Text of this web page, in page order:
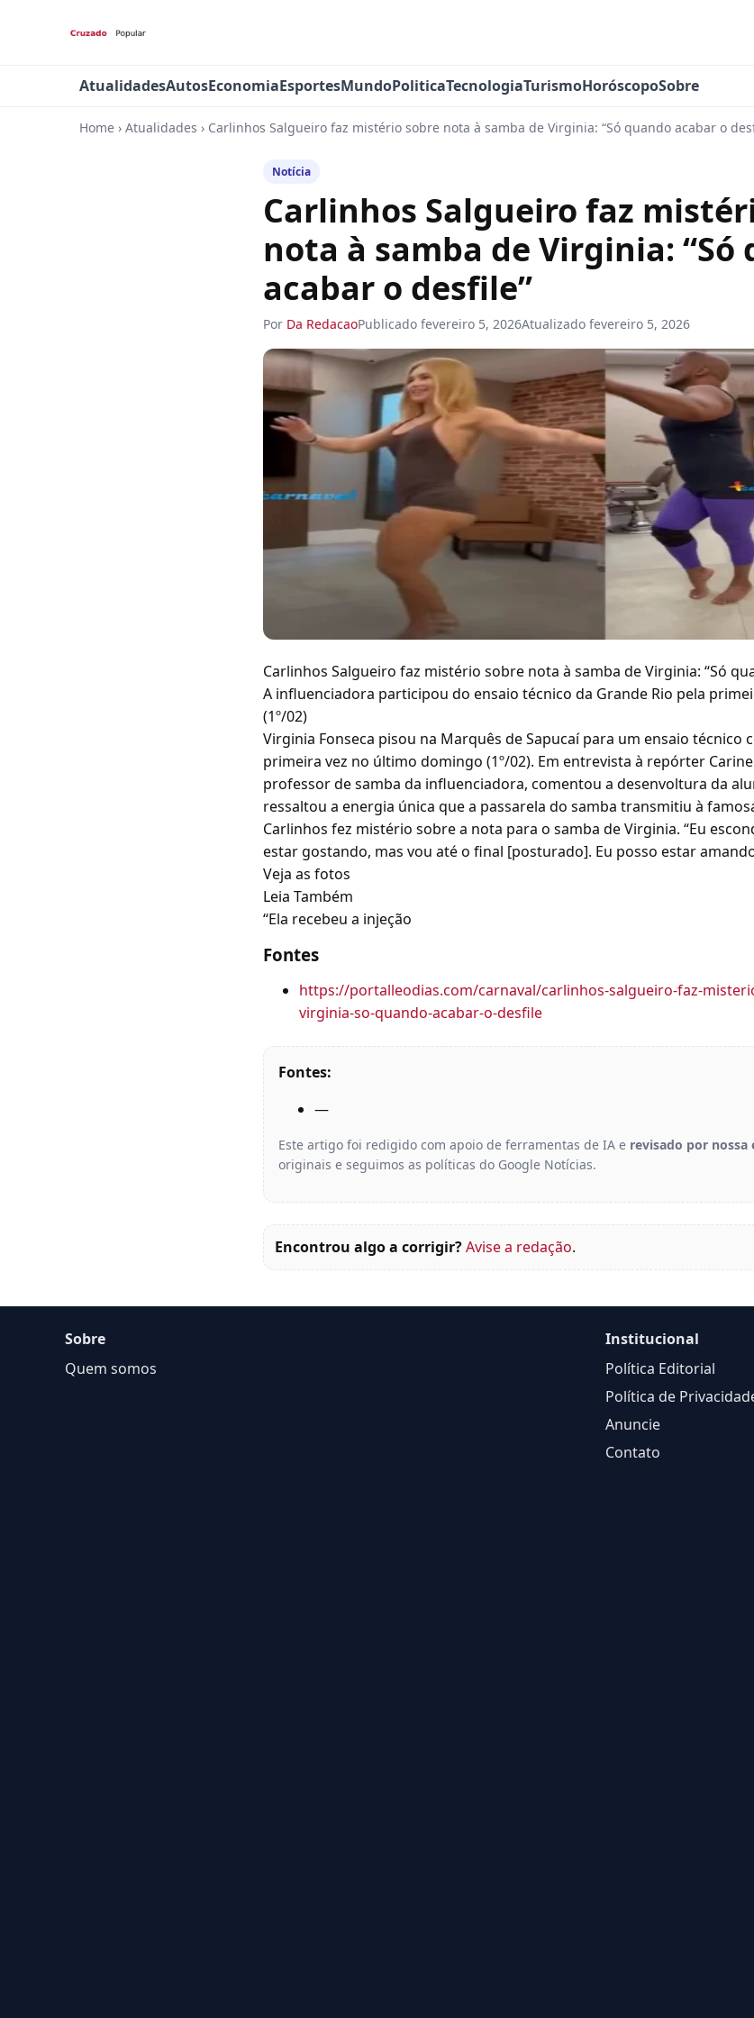
AtualidadesAutosEconomiaEsportesMundoPoliticaTecnologiaTurismoHoróscopoSobre
Home › Atualidades › Carlinhos Salgueiro faz mistério sobre nota à samba de Virginia: “Só quando acabar o
Notícia
Carlinhos Salgueiro faz
nota à samba de Virginia: “Só
acabar o desfile”
Por Da RedacaoPublicado fevereiro 5, 2026Atualizado fevereiro 5, 2026
Carlinhos Salgueiro faz mistério sobre nota à samba de Virginia: “Só
A influenciadora participou do ensaio técnico da Grande Rio pela
(1º/02)
Virginia Fonseca pisou na Marquês de Sapucaí para um ensaio técnico
primeira vez no último domingo (1º/02). Em entrevista à repórter
professor de samba da influenciadora, comentou a desenvoltura da
ressaltou a energia única que a passarela do samba transmitiu à
Carlinhos fez mistério sobre a nota para o samba de Virginia. “Eu
estar gostando, mas vou até o final [posturado]. Eu posso estar
Veja as fotos
Leia Também
“Ela recebeu a injeção
Fontes
https://portalleodias.com/carnaval/carlinhos-salgueiro-faz-
virginia-so-quando-acabar-o-desfile
Fontes:
—
Este artigo foi redigido com apoio de ferramentas de IA e revisado por nossa
originais e seguimos as políticas do Google Notícias.
Encontrou algo a corrigir?Avise a redação.
Sobre
Quem somos
Institucional
Política Editorial
Política de
Anuncie
Contato